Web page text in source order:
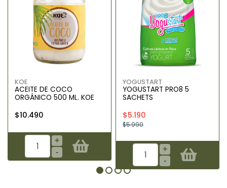
KOE
ACEITE DE COCO
ORGÁNICO 500 ML. KOE
$10.490
+
-
YOGUSTART
YOGUSTART PRO8 5
SACHETS
$5.190
$5.990
+
-